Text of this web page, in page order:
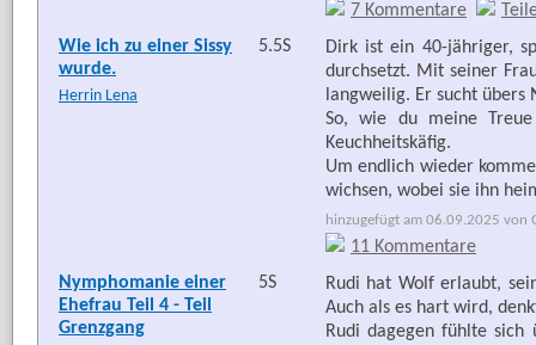
7 Kommentare
Wie ich zu einer Sissy
wurde.
Herrin Lena
5.5S
Dirk ist ein 40-jähriger,
durchsetzt. Mit seiner
langweilig. Er sucht übers
So, wie du meine
Keuchheitskäfig.
Um endlich wieder
wichsen, wobei sie ihn
hinzugefügt am 06.09.2025 von
11 Kommentare
Nymphomanie einer
Ehefrau Teil 4 - Teil
Grenzgang
5S
Rudi hat Wolf erlaubt,
Auch als es hart wird,
Rudi dagegen fühlte sich